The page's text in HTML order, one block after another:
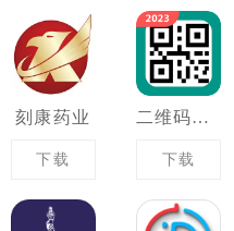
刻康药业
下载
二维码生成王
下载